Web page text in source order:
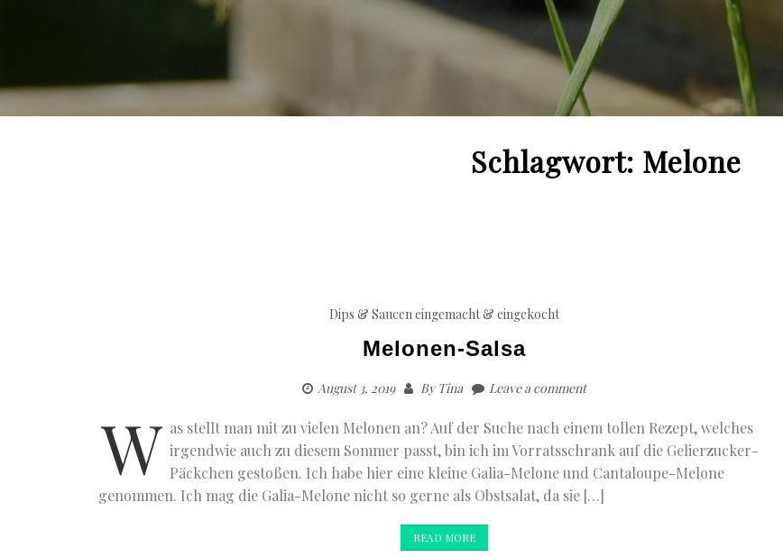
Schlagwort: Melone
Dips & Sauceneingemacht & eingekocht
Melonen-Salsa
August 3, 2019 ByTina Leave a comment
W as stellt man mit zu vielen Melonen an? Auf der Suche nach einem tollen Rezept, welches
irgendwie auch zu diesem Sommer passt, bin ich im Vorratsschrank auf die Gelierzucker-
Päckchen gestoßen. Ich habe hier eine kleine Galia-Melone und Cantaloupe-Melone
genommen. Ich mag die Galia-Melone nicht so gerne als Obstsalat, da sie […]
READ MORE